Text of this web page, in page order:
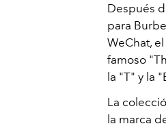
Después
para
WeChat,
famoso
la "T" y la
La
la marca